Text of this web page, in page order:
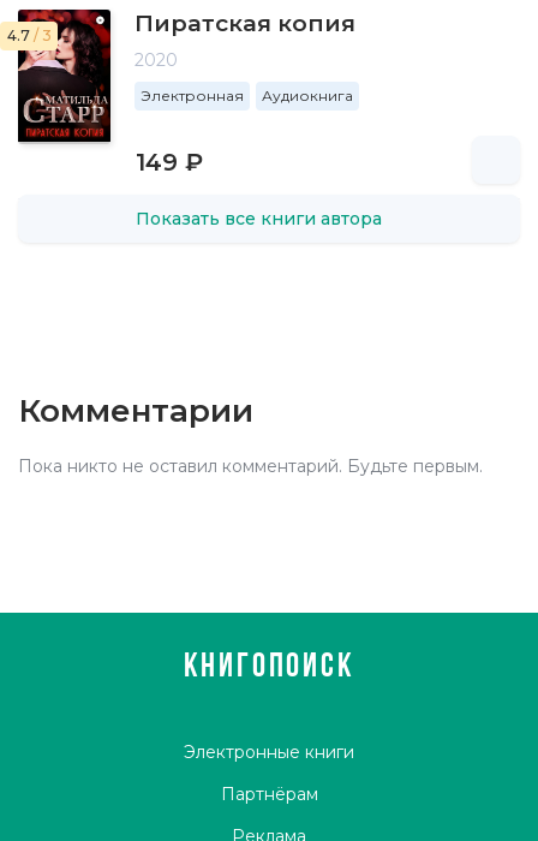
4.7 / 3 Пиратская копия
2020
Электронная Аудиокнига
149 ₽
Показать все книги автора
Комментарии
Пока никто не оставил комментарий. Будьте первым.
КНИГОПОИСК
Электронные книги
Партнёрам
Реклама